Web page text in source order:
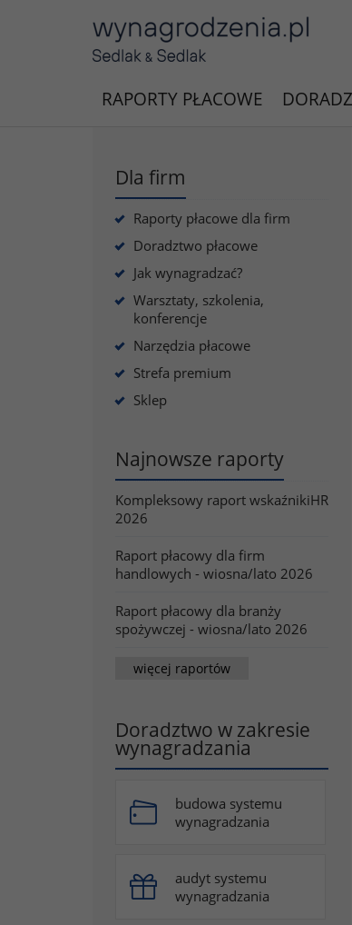
RAPORTY PŁACOWE
Dla firm
Raporty płacowe dla firm
Doradztwo płacowe
Jak wynagradzać?
Warsztaty, szkolenia,
konferencje
Narzędzia płacowe
Strefa premium
Sklep
Najnowsze raporty
Kompleksowy raport wskaźnikiHR
2026
Raport płacowy dla firm
handlowych - wiosna/lato 2026
Raport płacowy dla branży
spożywczej - wiosna/lato 2026
więcej raportów
Doradztwo w zakresie
wynagradzania
budowa systemu
wynagradzania
audyt systemu
wynagradzania